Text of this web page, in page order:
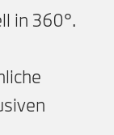
in 360°.